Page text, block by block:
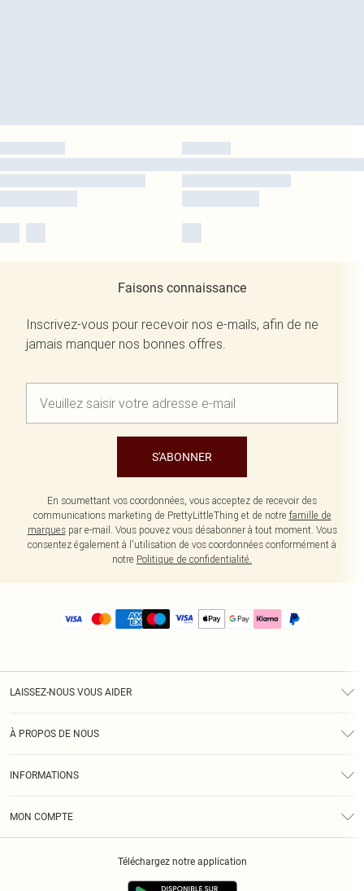
Faisons connaissance
Inscrivez-vous pour recevoir nos e-mails, afin de ne
jamais manquer nos bonnes offres.
S'ABONNER
En soumettant vos coordonnées, vous acceptez de recevoir des
communications marketing de PrettyLittleThing et de notre famille de
marquespar e-mail. Vous pouvez vous désabonner à tout moment. Vous
consentez également à l'utilisation de vos coordonnées conformément à
notre Politique de confidentialité.
LAISSEZ-NOUS VOUS AIDER
À PROPOS DE NOUS
INFORMATIONS
MON COMPTE
Téléchargez notre application